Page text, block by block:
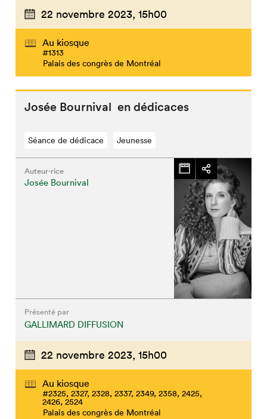
22 novembre 2023, 15h00
Au kiosque
#1313
Palais des congrès de Montréal
Josée Bournival en dédicaces
Séance de dédicace Jeunesse
Auteur·rice
Josée Bournival
Présenté par
GALLIMARD DIFFUSION
22 novembre 2023, 15h00
Au kiosque
#2325, 2327, 2328, 2337, 2349, 2358, 2425,
2426, 2524
Palais des congrès de Montréal